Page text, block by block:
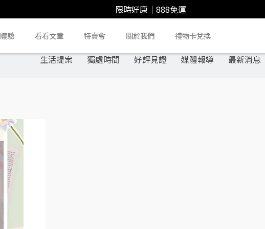
限時好康｜888免運
驗 看看文章 特賣會 關於我們 禮物卡兌換
生活提案 獨處時間 好評見證 媒體報導 最新消息